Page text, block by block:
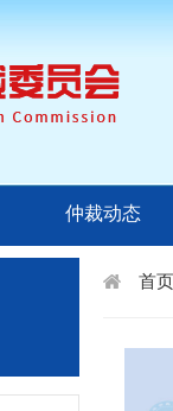
仲裁动态
首页